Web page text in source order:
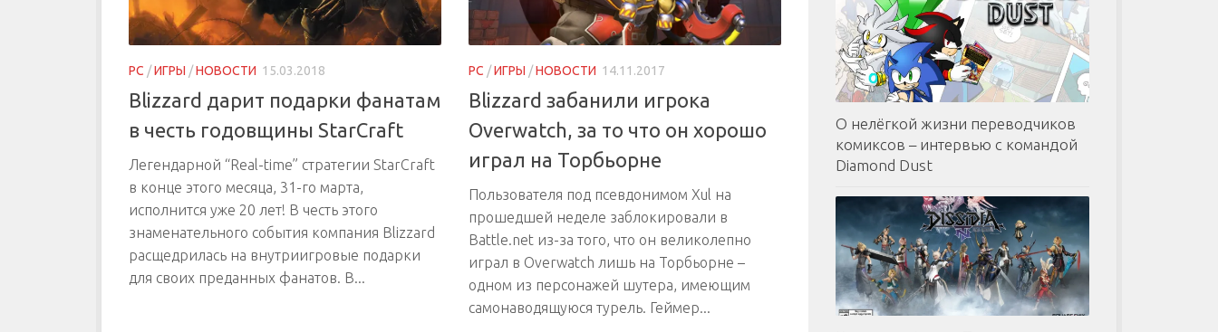
PC /ИГРЫ /НОВОСТИ 15.03.2018
Blizzard дарит подарки фанатам
в честь годовщины StarCraft
Легендарной “Real-time” стратегии StarCraft
в конце этого месяца, 31-го марта,
исполнится уже 20 лет! В честь этого
знаменательного события компания Blizzard
расщедрилась на внутриигровые подарки
для своих преданных фанатов. В...
PC /ИГРЫ /НОВОСТИ 14.11.2017
Blizzard забанили игрока
Overwatch, за то что он хорошо
играл на Торбьорне
Пользователя под псевдонимом Xul на
прошедшей неделе заблокировали в
Battle.net из-за того, что он великолепно
играл в Overwatch лишь на Торбьорне –
одном из персонажей шутера, имеющим
самонаводящуюся турель. Геймер...
О нелёгкой жизни переводчиков
комиксов – интервью с командой
Diamond Dust